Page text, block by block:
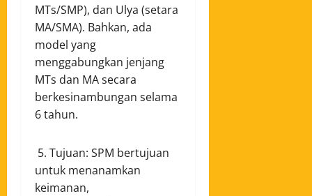
MTs/SMP), dan Ulya (setara
MA/SMA). Bahkan, ada
model yang
menggabungkan jenjang
MTs dan MA secara
berkesinambungan selama
6 tahun.
5. Tujuan: SPM bertujuan
untuk menanamkan
keimanan,